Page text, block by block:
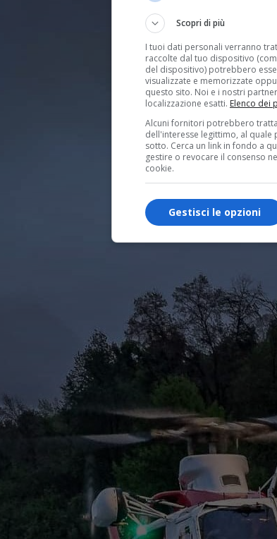
Scopri di più
I tuoi dati personali verranno
raccolte dal tuo dispositivo
del dispositivo) potrebbero
visualizzate e memorizzate
questo sito. Noi e i nostri
localizzazione esatti. Elenco dei
Alcuni fornitori potrebbero
dell'interesse legittimo, al
sotto. Cerca un link in fondo a
gestire o revocare il consenso
cookie.
Gestisci le opzioni